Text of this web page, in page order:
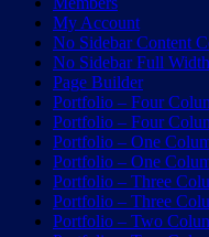
My Account
No Sidebar Content
No Sidebar Full Width
Page Builder
Portfolio – Four
Portfolio – Four
Portfolio – One
Portfolio – One
Portfolio – Three
Portfolio – Three
Portfolio – Two